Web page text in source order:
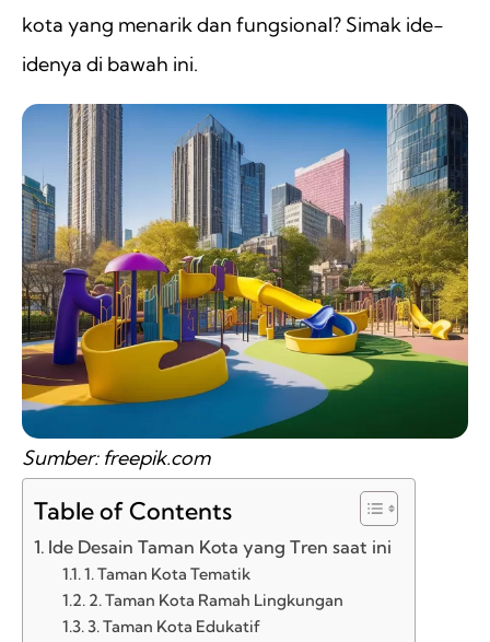
kota yang menarik dan fungsional? Simak ide-
idenya di bawah ini.
Sumber: freepik.com
Table of Contents
Ide Desain Taman Kota yang Tren saat ini
1. Taman Kota Tematik
2. Taman Kota Ramah Lingkungan
3. Taman Kota Edukatif